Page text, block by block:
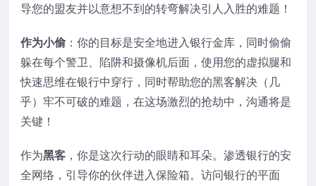
导您的盟友并以意想不到的转弯解决引人入胜的难题！
作为小偷 ：你的目标是安全地进入银行金库，同时偷偷
躲在每个警卫、陷阱和摄像机后面，使用您的虚拟腿和
快速思维在银行中穿行，同时帮助您的黑客解决（几
乎）牢不可破的难题，在这场激烈的抢劫中，沟通将是
关键！
作为黑客 ，你是这次行动的眼睛和耳朵。渗透银行的安
全网络，引导你的伙伴进入保险箱。访问银行的平面